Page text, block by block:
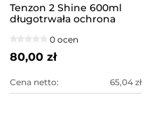
Tenzon 2 Shine 600ml
długotrwała ochrona
0 ocen
80,00 zł
Cena netto: 65,04 zł